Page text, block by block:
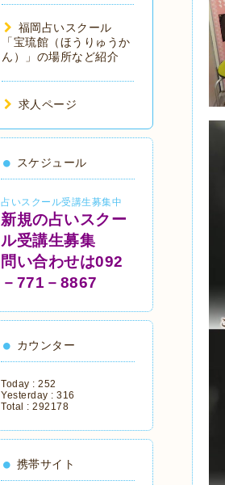
福岡占いスクール
「宝琉館（ほうりゅうか
ん）」の場所など紹介
求人ページ
スケジュール
占いスクール受講生募集中
新規の占いスクー
ル受講生募集
問い合わせは092
－771－8867
カウンター
Today : 252
Yesterday : 316
Total : 292178
携帯サイト